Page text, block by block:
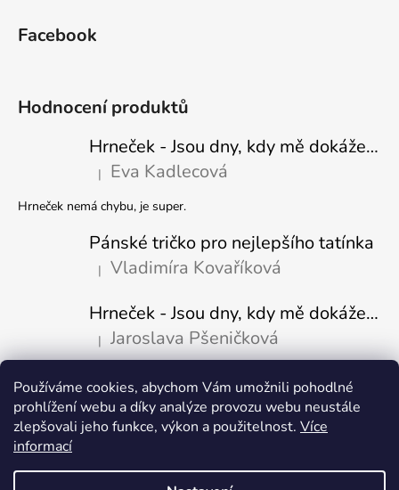
Používáme cookies, abychom Vám umožnili pohodlné
prohlížení webu a díky analýze provozu webu neustále
zlepšovali jeho funkce, výkon a použitelnost. Více
informací
Facebook
Hodnocení produktů
Hrneček - Jsou dny, kdy mě dokáže nasrat i vzduch - Sova
Hodnocení produktu je 5 z 5 hvězdiček.
| Eva Kadlecová
Hrneček nemá chybu, je super.
Pánské tričko pro nejlepšího tatínka
Hodnocení produktu je 5 z 5 hvězdiček.
| Vladimíra Kovaříková
Hrneček - Jsou dny, kdy mě dokáže nasrat i vzduch-naštvaný pejsek
Hodnocení produktu je 5 z 5 hvězdiček.
| Jaroslava Pšeničková
Přijímáme online platby